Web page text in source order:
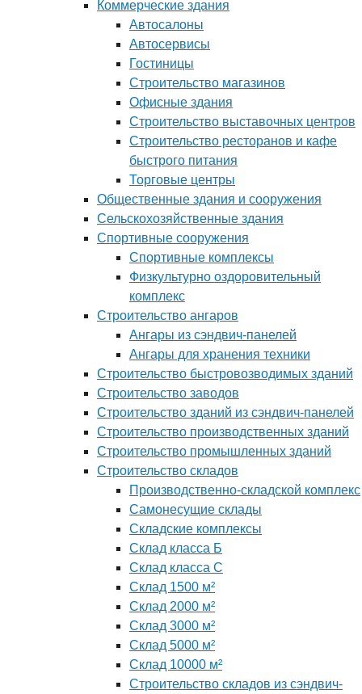
Коммерческие здания
Автосалоны
Автосервисы
Гостиницы
Строительство магазинов
Офисные здания
Строительство выставочных центров
Строительство ресторанов и кафе
быстрого питания
Торговые центры
Общественные здания и сооружения
Сельскохозяйственные здания
Спортивные сооружения
Спортивные комплексы
Физкультурно оздоровительный
комплекс
Строительство ангаров
Ангары из сэндвич-панелей
Ангары для хранения техники
Строительство быстровозводимых зданий
Строительство заводов
Строительство зданий из сэндвич-панелей
Строительство производственных зданий
Строительство промышленных зданий
Строительство складов
Производственно-складской комплекс
Самонесущие склады
Складские комплексы
Склад класса Б
Склад класса С
Склад 1500 м²
Склад 2000 м²
Склад 3000 м²
Склад 5000 м²
Склад 10000 м²
Строительство складов из сэндвич-